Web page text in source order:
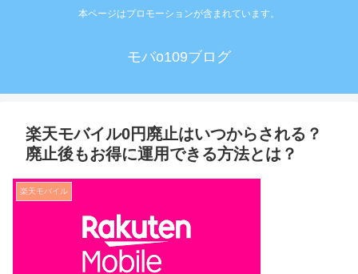
本ページはプロモーションが含まれています。
モバo109ブログ
楽天モバイル0円廃止はいつからされる？
廃止後もお得に運用できる方法とは？
楽天モバイル